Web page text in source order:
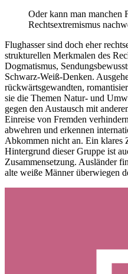
Oder kann man manchen
Rechtsextremismus
Flughasser sind doch eher
strukturellen Merkmalen des
Dogmatismus,
Schwarz-Weiß-Denken.
rückwärtsgewandten,
sie die Themen Natur- und
gegen den Austausch mit
Einreise von Fremden
abwehren und erkennen
Abkommen nicht an. Ein klares
Hintergrund dieser Gruppe ist
Zusammensetzung. Ausländer
alte weiße Männer überwiegen